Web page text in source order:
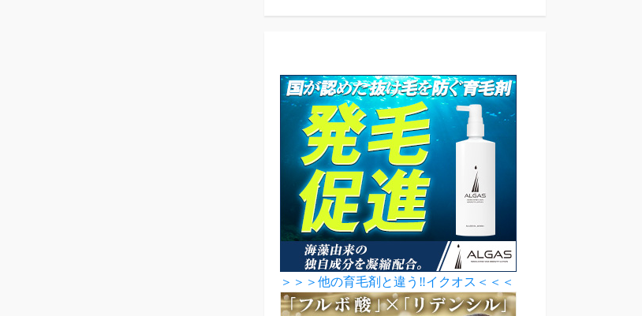
＞＞＞他の育毛剤と違う‼イクオス＜＜＜